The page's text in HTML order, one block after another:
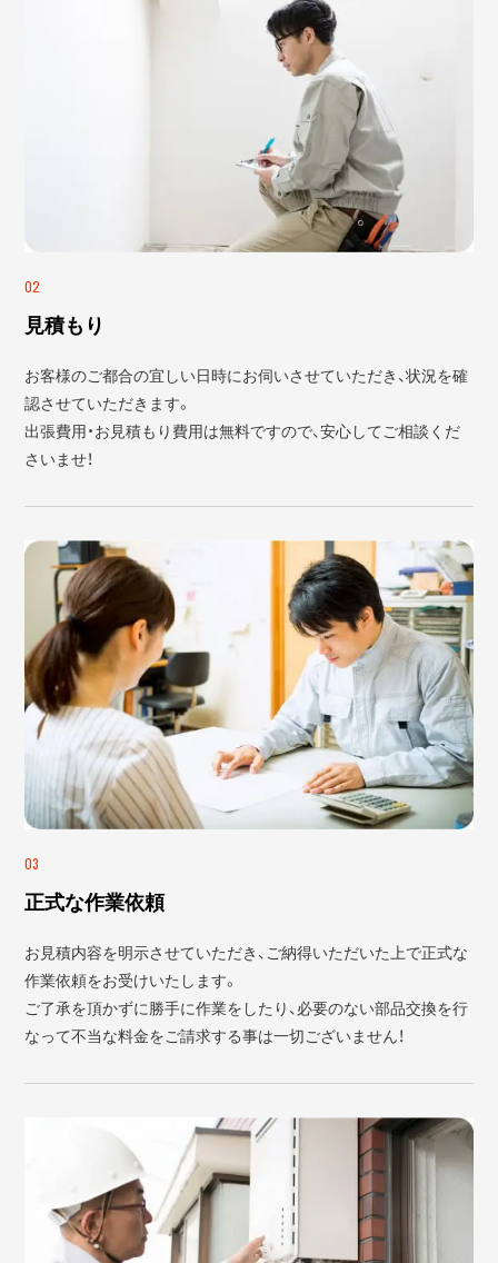
02
見積もり
お客様のご都合の宜しい日時にお伺いさせていただき、状況を確
認させていただきます。
出張費用・お見積もり費用は無料ですので、安心してご相談くだ
さいませ！
03
正式な作業依頼
お見積内容を明示させていただき、ご納得いただいた上で正式な
作業依頼をお受けいたします。
ご了承を頂かずに勝手に作業をしたり、必要のない部品交換を行
なって不当な料金をご請求する事は一切ございません！